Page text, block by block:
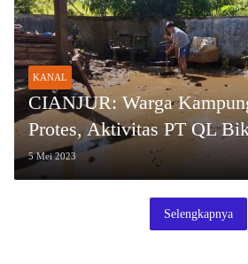
KANAL
CIANJUR: Warga
Protes, Aktivitas PT QL
5 Mei 2023
Selengkapnya